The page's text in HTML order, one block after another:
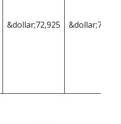
&dollar;72,925